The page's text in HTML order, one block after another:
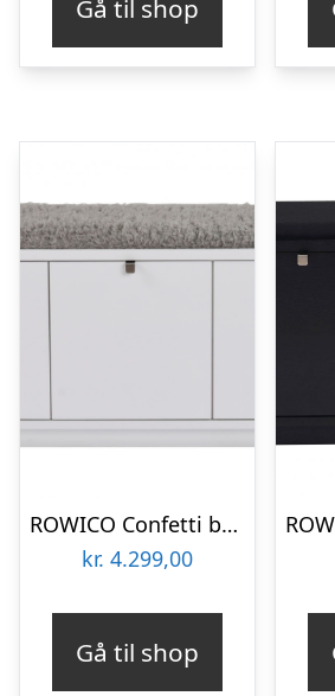
Gå til shop
ROWICO Confetti bænk – hvidlakeret træ/lysegrå hynde, m. 3 skuffer
kr. 4.299,00
Gå til shop